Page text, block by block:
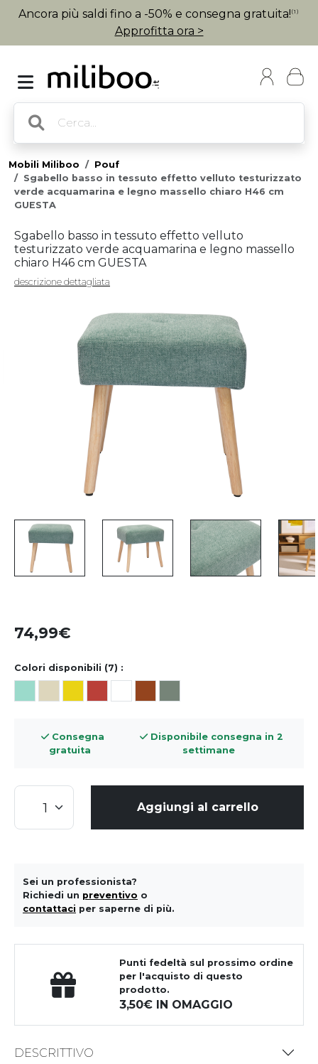
Ancora più saldi fino a -50% e consegna gratuita! (1)
Approfitta ora >
Mobili Miliboo
Pouf
Sgabello basso in tessuto effetto velluto testurizzato
verde acquamarina e legno massello chiaro H46 cm
GUESTA
Sgabello basso in tessuto effetto velluto
testurizzato verde acquamarina e legno massello
chiaro H46 cm GUESTA
descrizione dettagliata
74,99
Colori disponibili (7) :
Consegna
gratuita
Disponibile consegna in 2
settimane
Aggiungi al carrello
Sei un professionista?
Richiedi un preventivo o
contattaci per saperne di più.
Punti fedeltà sul prossimo ordine
per l'acquisto di questo
prodotto.
3,50 IN OMAGGIO
DESCRITTIVO